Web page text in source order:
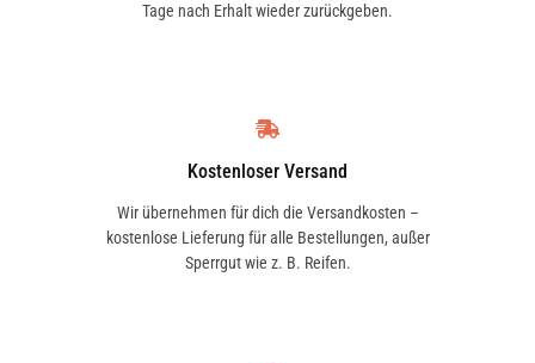
Tage nach Erhalt wieder zurückgeben.
Kostenloser Versand
Wir übernehmen für dich die Versandkosten –
kostenlose Lieferung für alle Bestellungen, außer
Sperrgut wie z. B. Reifen.